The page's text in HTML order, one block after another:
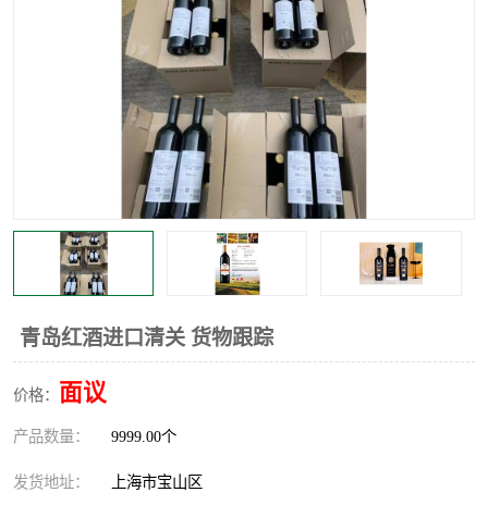
青岛红酒进口清关 货物跟踪
价格： 面议
产品数量： 9999.00个
发货地址： 上海市宝山区
家用电器报关 机床进口清关
国际灯具清关